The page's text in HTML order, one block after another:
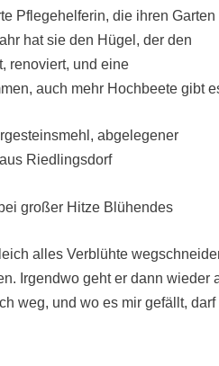
Pflegehelferin, die ihren Garten
hat sie den Hügel, der den
renoviert, und eine
auch mehr Hochbeete gibt
abgelegener
Riedlingsdorf
großer Hitze Blühendes
alles Verblühte
Irgendwo geht er dann wieder
weg, und wo es mir gefällt, darf